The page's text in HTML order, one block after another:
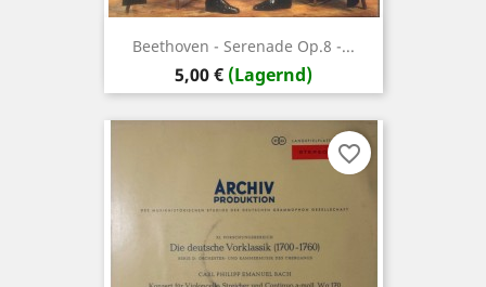
Beethoven - Serenade Op.8 -...
Preis
5,00 € (Lagernd)
favorite_border